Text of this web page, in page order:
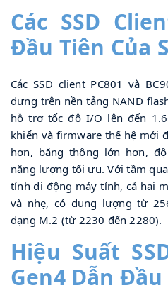
Các SSD
Đầu Tiên Của
Các SSD client PC801 và
dựng trên nền tảng NAND
hỗ trợ tốc độ I/O lên đến
khiển và firmware thế hệ mới
hơn, băng thông lớn hơn,
năng lượng tối ưu. Với tầm
tính di động máy tính, cả hai
và nhẹ, có dung lượng từ
dạng M.2 (từ 2230 đến 2280).
Hiệu Suất
Gen4 Dẫn